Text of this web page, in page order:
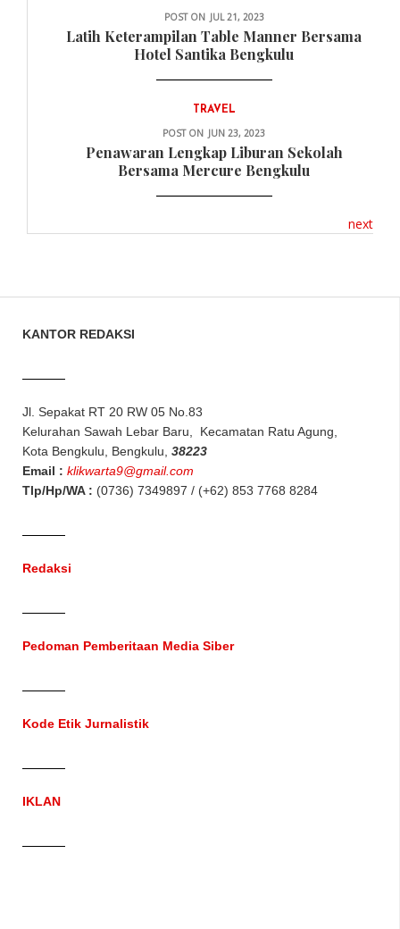
POST ON JUL 21, 2023
Latih Keterampilan Table Manner Bersama
Hotel Santika Bengkulu
TRAVEL
POST ON JUN 23, 2023
Penawaran Lengkap Liburan Sekolah
Bersama Mercure Bengkulu
next
KANTOR REDAKSI
Jl. Sepakat RT 20 RW 05 No.83
Kelurahan Sawah Lebar Baru, Kecamatan Ratu Agung,
Kota Bengkulu, Bengkulu, 38223
Email : klikwarta9@gmail.com
Tlp/Hp/WA : (0736) 7349897 / (+62) 853 7768 8284
Redaksi
Pedoman Pemberitaan Media Siber
Kode Etik Jurnalistik
IKLAN